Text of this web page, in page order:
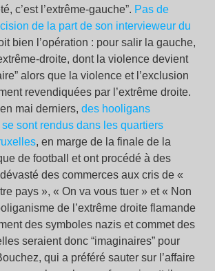
c’est l’extrême-gauche”. Pas de
de la part de son intervieweur du
bien l’opération : pour salir la gauche,
droite, dont la violence devient
alors que la violence et l’exclusion
revendiquées par l’extrême droite.
mai derniers, des hooligans
se sont rendus dans les quartiers
, en marge de la finale de la
de football et ont procédé à des
des commerces aux cris de «
pays », « On va vous tuer » et « Non
de l’extrême droite flamande
des symboles nazis et commet des
seraient donc “imaginaires” pour
qui a préféré sauter sur l’affaire